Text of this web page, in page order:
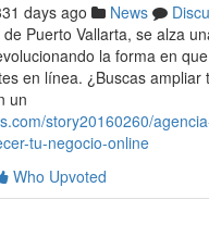
days ago News
Puerto Vallarta, se alza
la forma en
en línea. ¿Buscas ampliar
un
story20160260/
tu-negocio-online
Who Upvoted